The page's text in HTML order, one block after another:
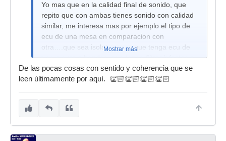
Yo mas que en la calidad final de sonido, que
repito que con ambas tienes sonido con calidad
similar, me interesa mas por ejemplo el tipo de
ecu de una mesa en comparacion con
otra….que sea isolator o no, que tenga ecu de
tres o cuatro bandas, que tenga filtros/efectos o
no los tenga…asi como caracteristicas de la
mesa como faders mas o menos largos y curvas
Mostrar más
De las pocas cosas con sentido y coherencia que se
leen últimamente por aquí. 👏🏻👏🏻👏🏻👏🏻